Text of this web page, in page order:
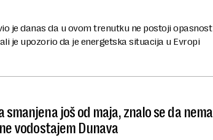
je danas da u ovom trenutku ne postoji opasnost
je upozorio da je energetska situacija u Evropi
još od maja, znalo se da nema
vodostajem Dunava